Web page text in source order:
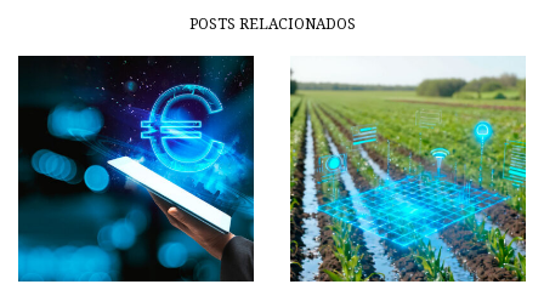
POSTS RELACIONADOS